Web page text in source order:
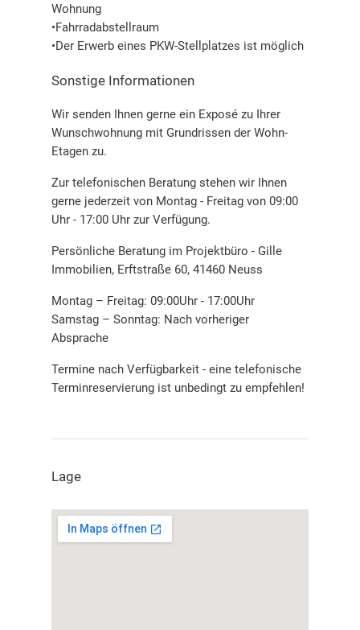
Wohnung
•Fahrradabstellraum
•Der Erwerb eines PKW-Stellplatzes ist möglich
Sonstige Informationen
Wir senden Ihnen gerne ein Exposé zu Ihrer
Wunschwohnung mit Grundrissen der Wohn-
Etagen zu.
Zur telefonischen Beratung stehen wir Ihnen
gerne jederzeit von Montag - Freitag von 09:00
Uhr - 17:00 Uhr zur Verfügung.
Persönliche Beratung im Projektbüro - Gille
Immobilien, Erftstraße 60, 41460 Neuss
Montag – Freitag: 09:00Uhr - 17:00Uhr
Samstag – Sonntag: Nach vorheriger
Absprache
Termine nach Verfügbarkeit - eine telefonische
Terminreservierung ist unbedingt zu empfehlen!
Lage